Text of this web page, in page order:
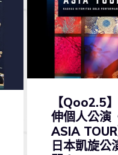
【Qoo2.5
伸個人公演
ASIA
日本凱旋公